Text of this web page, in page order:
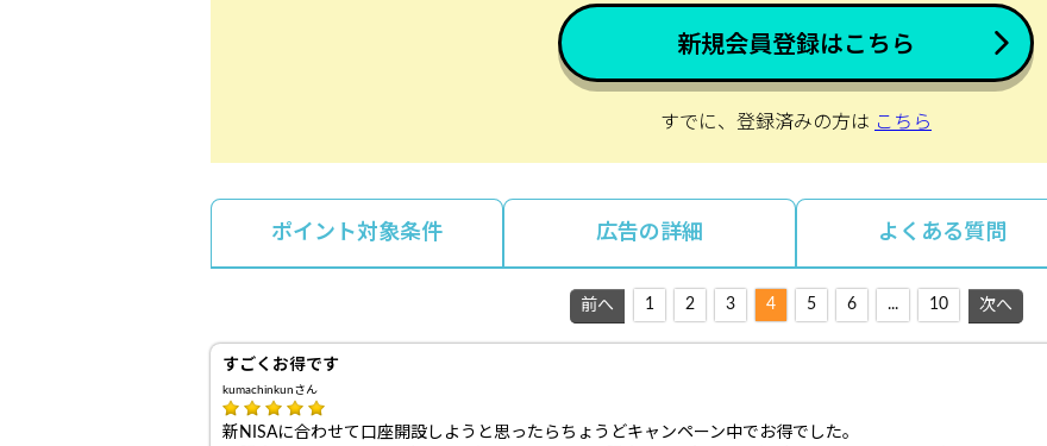
新規会員登録はこちら
すでに、登録済みの方は こちら
ポイント対象条件 広告の詳細 よくある質問
前へ 1 2 3 4 5 6 ... 10 次へ
すごくお得です
kumachinkunさん
新NISAに合わせて口座開設しようと思ったらちょうどキャンペーン中でお得でした。